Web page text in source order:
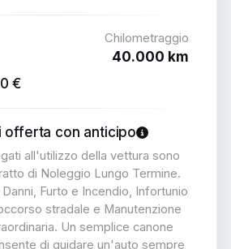
Chilometraggio
40.000 km
€
offerta con anticipo
all'utilizzo della vettura sono
di Noleggio Lungo Termine.
Furto e Incendio, Infortunio
stradale e Manutenzione
Un semplice canone
di guidare un'auto sempre